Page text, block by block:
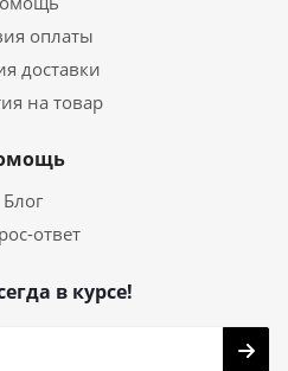
оплаты
доставки
на товар
Блог
ответ
в курсе!